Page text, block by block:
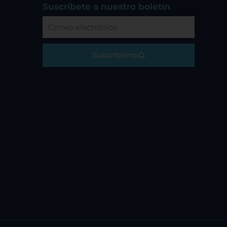
o
k
r
a
m
e
Suscríbete a nuestro boletín
Suscribirme